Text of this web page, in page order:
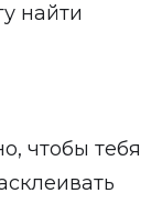
найти
чтобы тебя